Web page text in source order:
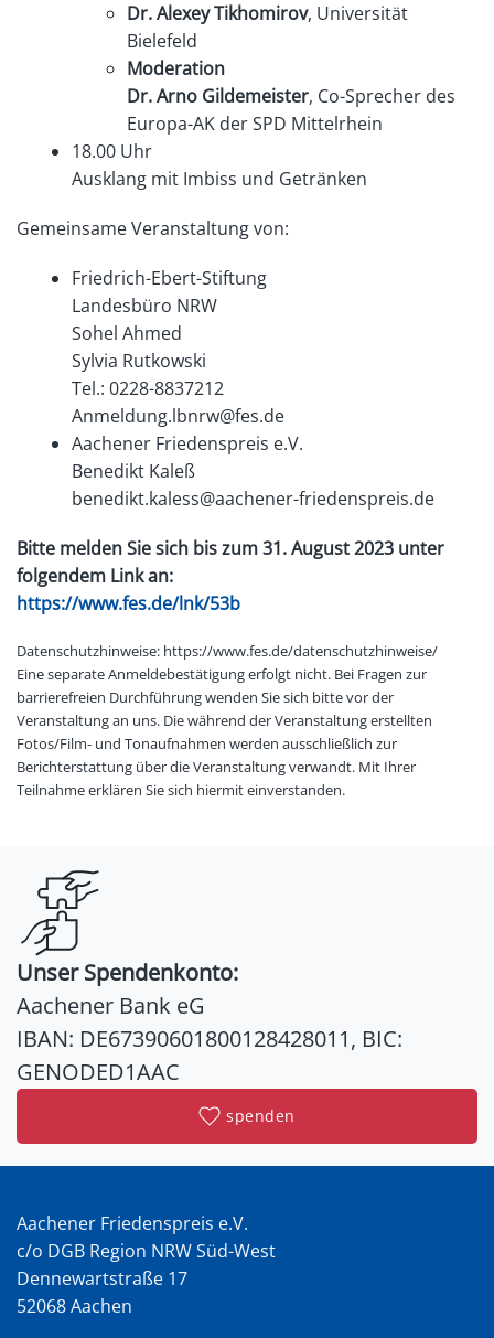
Dr. Alexey Tikhomirov, Universität
Bielefeld
Moderation
Dr. Arno Gildemeister, Co-Sprecher des
Europa-AK der SPD Mittelrhein
18.00 Uhr
Ausklang mit Imbiss und Getränken
Gemeinsame Veranstaltung von:
Friedrich-Ebert-Stiftung
Landesbüro NRW
Sohel Ahmed
Sylvia Rutkowski
Tel.: 0228-8837212
Anmeldung.lbnrw@fes.de
Aachener Friedenspreis e.V.
Benedikt Kaleß
benedikt.kaless@aachener-friedenspreis.de
Bitte melden Sie sich biszum 31. August 2023 unter
folgendem Link an:
https://www.fes.de/lnk/53b
Datenschutzhinweise: https://www.fes.de/datenschutzhinweise/
Eine separate Anmeldebestätigung erfolgt nicht. Bei Fragen zur
barrierefreien Durchführung wenden Sie sich bitte vor der
Veranstaltung an uns. Die während der Veranstaltung erstellten
Fotos/Film- und Tonaufnahmen werden ausschließlich zur
Berichterstattung über die Veranstaltung verwandt. Mit Ihrer
Teilnahme erklären Sie sich hiermit einverstanden.
Unser Spendenkonto:
Aachener Bank eG
IBAN: DE67390601800128428011, BIC:
GENODED1AAC
spenden
Aachener Friedenspreis e.V.
c/o DGB Region NRW Süd-West
Dennewartstraße 17
52068 Aachen